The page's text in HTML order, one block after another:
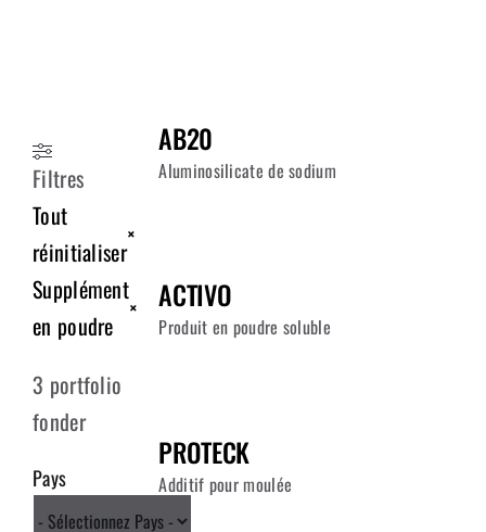
NOUS JOINDRE
AB20
Aluminosilicate de sodium
ACTIVO
Produit en poudre soluble
PROTECK
Additif pour moulée
Filtres
Tout
réinitialiser
×
Supplément
en poudre
×
3 portfolio
fonder
Pays